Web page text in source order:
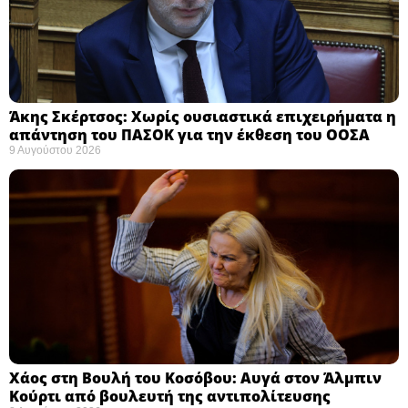
Άκης Σκέρτσος: Χωρίς ουσιαστικά επιχειρήματα η
απάντηση του ΠΑΣΟΚ για την έκθεση του ΟΟΣΑ ​
9 Αυγούστου 2026
Χάος στη Βουλή του Κοσόβου: Αυγά στον Άλμπιν
Κούρτι από βουλευτή της αντιπολίτευσης